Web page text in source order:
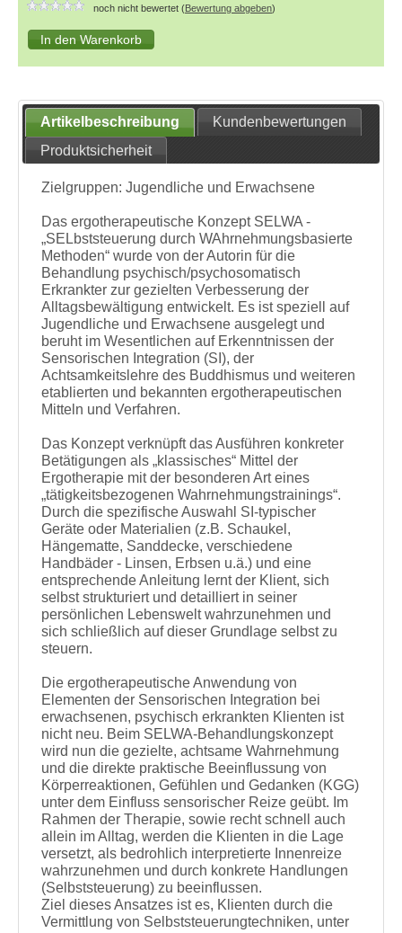
noch nicht bewertet (Bewertung abgeben)
Artikelbeschreibung
Kundenbewertungen
Produktsicherheit
Zielgruppen: Jugendliche und Erwachsene
Das ergotherapeutische Konzept SELWA -
„SELbststeuerung durch WAhrnehmungsbasierte
Methoden“ wurde von der Autorin für die
Behandlung psychisch/psychosomatisch
Erkrankter zur gezielten Verbesserung der
Alltagsbewältigung entwickelt. Es ist speziell auf
Jugendliche und Erwachsene ausgelegt und
beruht im Wesentlichen auf Erkenntnissen der
Sensorischen Integration (SI), der
Achtsamkeitslehre des Buddhismus und weiteren
etablierten und bekannten ergotherapeutischen
Mitteln und Verfahren.
Das Konzept verknüpft das Ausführen konkreter
Betätigungen als „klassisches“ Mittel der
Ergotherapie mit der besonderen Art eines
„tätigkeitsbezogenen Wahrnehmungstrainings“.
Durch die spezifische Auswahl SI-typischer
Geräte oder Materialien (z.B. Schaukel,
Hängematte, Sanddecke, verschiedene
Handbäder - Linsen, Erbsen u.ä.) und eine
entsprechende Anleitung lernt der Klient, sich
selbst strukturiert und detailliert in seiner
persönlichen Lebenswelt wahrzunehmen und
sich schließlich auf dieser Grundlage selbst zu
steuern.
Die ergotherapeutische Anwendung von
Elementen der Sensorischen Integration bei
erwachsenen, psychisch erkrankten Klienten ist
nicht neu. Beim SELWA-Behandlungskonzept
wird nun die gezielte, achtsame Wahrnehmung
und die direkte praktische Beeinflussung von
Körperreaktionen, Gefühlen und Gedanken (KGG)
unter dem Einfluss sensorischer Reize geübt. Im
Rahmen der Therapie, sowie recht schnell auch
allein im Alltag, werden die Klienten in die Lage
versetzt, als bedrohlich interpretierte Innenreize
wahrzunehmen und durch konkrete Handlungen
(Selbststeuerung) zu beeinflussen.
Ziel dieses Ansatzes ist es, Klienten durch die
Vermittlung von Selbststeuerungtechniken, unter